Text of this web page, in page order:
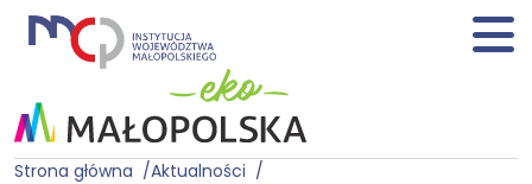
Strona główna
Aktualności